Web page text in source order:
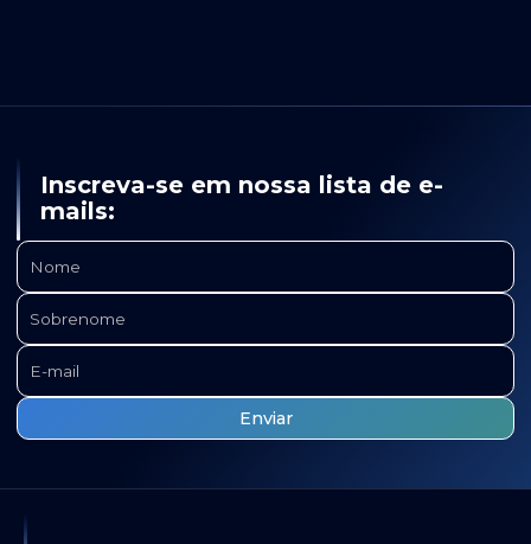
Inscreva-se em nossa lista de e-
mails: